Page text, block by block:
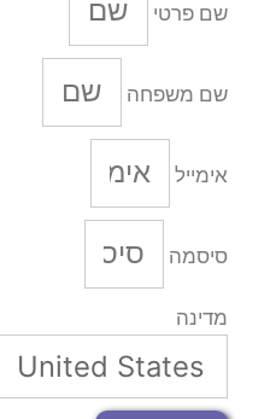
שם פרטי
שם משפחה
אימייל
סיסמה
מדינה